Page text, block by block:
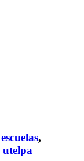
escuelas,
utelpa